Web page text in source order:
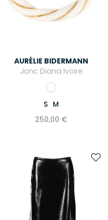
AURÉLIE BIDERMANN
Jonc Diana Ivoire
S M
250,00 €